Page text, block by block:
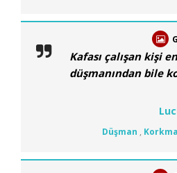
Kafası çalışan kişi
düşmanından bile
Düşman ,